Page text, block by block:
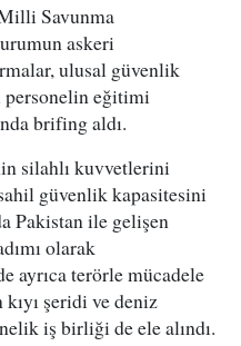
Savunma
askeri
ulusal güvenlik
personelin eğitimi
brifing aldı.
silahlı kuvvetlerini
güvenlik kapasitesini
Pakistan ile gelişen
olarak
ayrıca terörle mücadele
şeridi ve deniz
iş birliği de ele alındı.